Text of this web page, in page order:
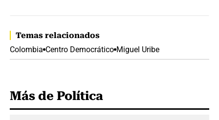
Temas relacionados
Colombia Centro Democrático Miguel Uribe
Más de Política